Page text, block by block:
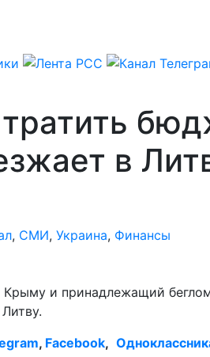
в
, СМИ, Украина, Финансы
и принадлежащий
, Facebook,